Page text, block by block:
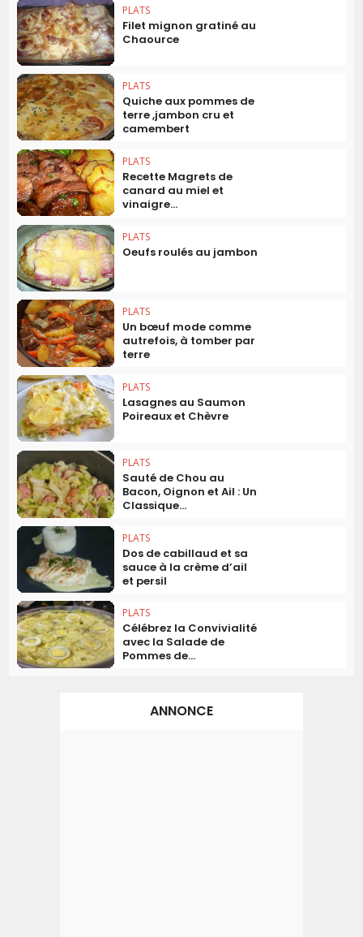
PLATS
Filet mignon gratiné au
Chaource
PLATS
Quiche aux pommes de
terre ,jambon cru et
camembert
PLATS
Recette Magrets de
canard au miel et
vinaigre...
PLATS
Oeufs roulés au jambon
PLATS
Un bœuf mode comme
autrefois, à tomber par
terre
PLATS
Lasagnes au Saumon
Poireaux et Chèvre
PLATS
Sauté de Chou au
Bacon, Oignon et Ail : Un
Classique...
PLATS
Dos de cabillaud et sa
sauce à la crème d’ail
et persil
PLATS
Célébrez la Convivialité
avec la Salade de
Pommes de...
ANNONCE